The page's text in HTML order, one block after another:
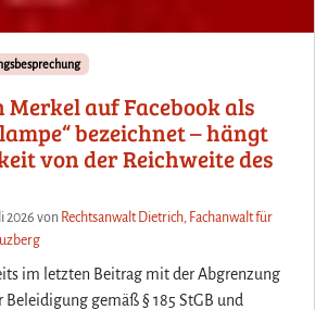
auf Facebook als
bezeichnet – hängt
von der Reichweite des
2026 von Rechtsanwalt Dietrich, Fachanwalt für
im letzten Beitrag mit der Abgrenzung
gemäß § 185 StGB und